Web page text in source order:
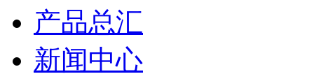
产品总汇
新闻中心